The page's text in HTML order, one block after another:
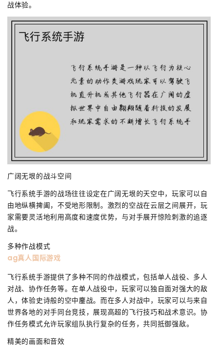
战体验。
广阔无垠的战斗空间
飞行系统手游的战场往往设定在广阔无垠的天空中，玩家可以自
由地纵横捭阖，不受地形限制。激烈的空战在云层之间展开，玩
家需要灵活地利用高度和速度优势，与对手展开惊险刺激的追逐
战。
多种作战模式
ag真人国际游戏
飞行系统手游提供了多种不同的作战模式，包括单人战役、多人
对战、协作任务等。在单人战役中，玩家可以独自面对强大的敌
人，体验史诗般的空中鏖战。而在多人对战中，玩家可以与来自
世界各地的对手同台竞技，展现高超的飞行技巧和战术意识。协
作任务模式允许玩家组队执行复杂的任务，共同抵御强敌。
精美的画面和音效